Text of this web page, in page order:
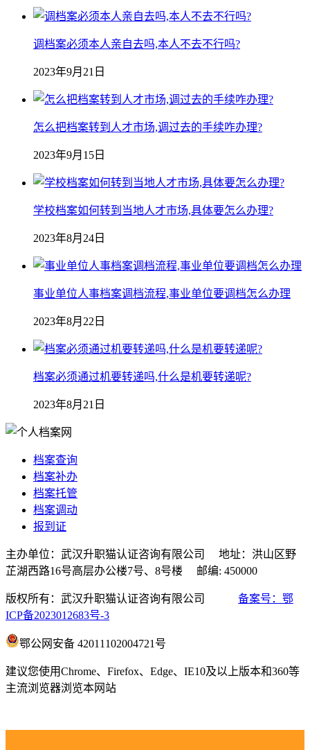
调档案必须本人亲自去吗,本人不去不行吗?
2023年9月21日
怎么把档案转到人才市场,调过去的手续咋办理?
2023年9月15日
学校档案如何转到当地人才市场,具体要怎么办理?
2023年8月24日
事业单位人事档案调档流程,事业单位要调档怎么办理
2023年8月22日
档案必须通过机要转递吗,什么是机要转递呢?
2023年8月21日
档案查询
档案补办
档案托管
档案调动
报到证
主办单位：武汉升职猫认证咨询有限公司 地址：洪山区野
芷湖西路16号高层办公楼7号、8号楼 邮编: 450000
版权所有：武汉升职猫认证咨询有限公司 备案号：鄂
ICP备2023012683号-3
鄂公网安备 42011102004721号
建议您使用Chrome、Firefox、Edge、IE10及以上版本和360等
主流浏览器浏览本网站